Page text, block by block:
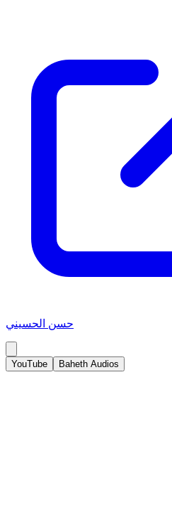
حسن الحسيني
YouTube Baheth Audios